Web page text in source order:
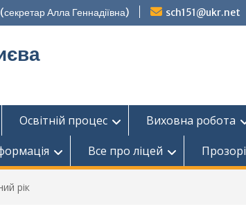
Алла Геннадіївна) sch151@ukr.net
Освітній процес Виховна робота
Все про ліцей
рік